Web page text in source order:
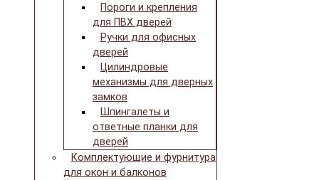
Пороги и крепления
для ПВХ дверей
Ручки для офисных
дверей
Цилиндровые
механизмы для дверных
замков
Шпингалеты и
ответные планки для
дверей
Комплектующие и фурнитура
для окон и балконов